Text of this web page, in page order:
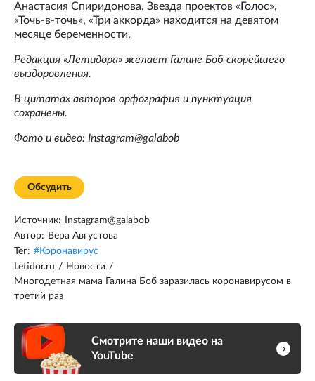
Анастасия Спиридонова. Звезда проектов «Голос»,
«Точь-в-точь», «Три аккорда» находится на девятом
месяце беременности.
Редакция «Летидора» желает Галине Боб скорейшего
выздоровления.
В цитатах авторов орфография и пунктуация
сохранены.
Фото и видео: Instagram@galabob
Обсудить
Источник:
Instagram@galabob
Автор: Вера Августова
Тег: #Коронавирус
Letidor.ru / Новости /
Многодетная мама Галина Боб заразилась коронавирусом в
третий раз
Смотрите наши видео на
YouTube